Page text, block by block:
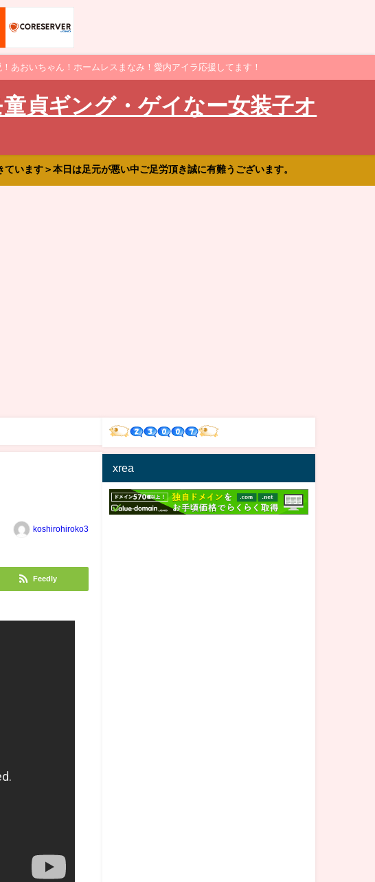
あおいちゃん！ホームレスまなみ！愛内アイラ応援してます！
貞ギング・ゲイなー女装子オ
います＞本日は足元が悪い中ご足労頂き誠に有難うございます。
koshirohiroko3
Feedly
xrea